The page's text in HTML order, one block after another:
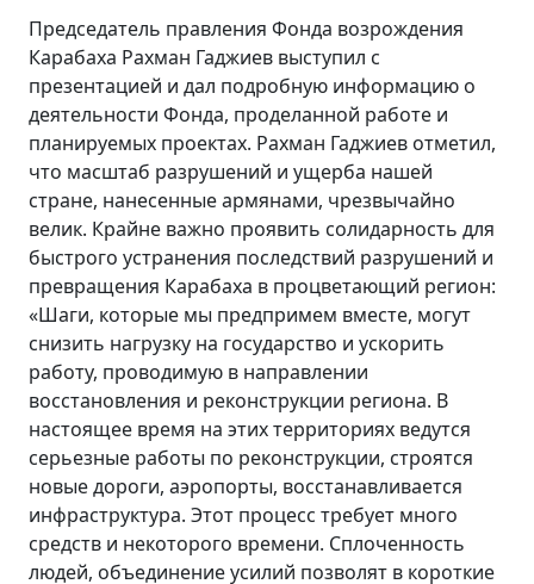
Председатель правления Фонда возрождения
Карабаха Рахман Гаджиев выступил с
презентацией и дал подробную информацию о
деятельности Фонда, проделанной работе и
планируемых проектах. Рахман Гаджиев отметил,
что масштаб разрушений и ущерба нашей
стране, нанесенные армянами, чрезвычайно
велик. Крайне важно проявить солидарность для
быстрого устранения последствий разрушений и
превращения Карабаха в процветающий регион:
«Шаги, которые мы предпримем вместе, могут
снизить нагрузку на государство и ускорить
работу, проводимую в направлении
восстановления и реконструкции региона. В
настоящее время на этих территориях ведутся
серьезные работы по реконструкции, строятся
новые дороги, аэропорты, восстанавливается
инфраструктура. Этот процесс требует много
средств и некоторого времени. Сплоченность
людей, объединение усилий позволят в короткие